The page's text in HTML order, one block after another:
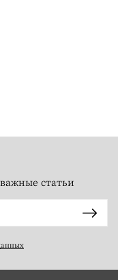
статьи